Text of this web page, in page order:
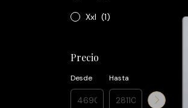
Xxl (1)
Precio
Desde Hasta